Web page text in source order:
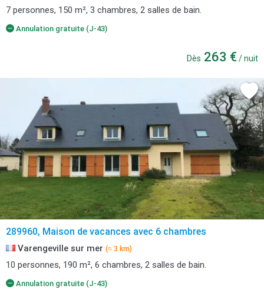
7 personnes, 150 m², 3 chambres, 2 salles de bain.
Annulation gratuite (J-43)
Dès 263 € / nuit
289960, Maison de vacances avec 6 chambres
Varengeville sur mer (≈ 3 km)
10 personnes, 190 m², 6 chambres, 2 salles de bain.
Annulation gratuite (J-43)